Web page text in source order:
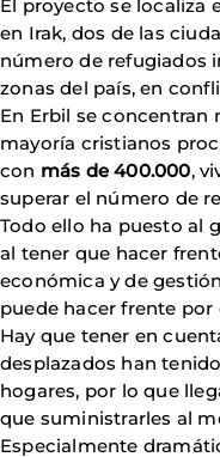
El proyecto se localiza
en Irak, dos de las
número de refugiados
zonas del país, en
En Erbil se concentran
mayoría cristianos
con más de 400.000,
superar el número de
Todo ello ha puesto al
al tener que hacer
económica y de
puede hacer frente por
Hay que tener en
desplazados han
hogares, por lo que
que suministrarles al
Especialmente